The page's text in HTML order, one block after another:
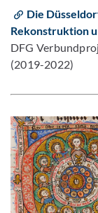
Die
Rekonstruktion
DFG
(2019-2022)